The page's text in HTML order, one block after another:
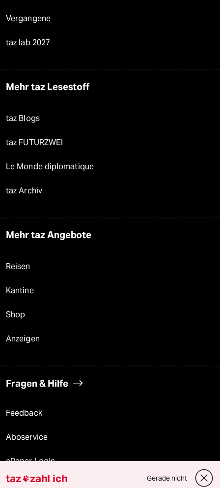
Vergangene
taz lab 2027
Mehr taz Lesestoff
taz Blogs
taz FUTURZWEI
Le Monde diplomatique
taz Archiv
Mehr taz Angebote
Reisen
Kantine
Shop
Anzeigen
Fragen & Hilfe
Feedback
Aboservice
ePaper Login
Downloads für Abonnierende
taz zahl ich Gerade nicht